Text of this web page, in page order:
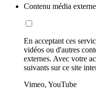
Contenu média externe
En acceptant ces
vidéos ou d'autres
externes. Avec votre
suivants sur ce site
Vimeo, YouTube